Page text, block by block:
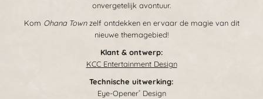
onvergetelijk avontuur.
Kom Ohana Townzelf ontdekken en ervaar de magie van dit
nieuwe themagebied!
Klant & ontwerp:
KCC Entertainment Design
Technische uitwerking:
Eye-Opener®Design